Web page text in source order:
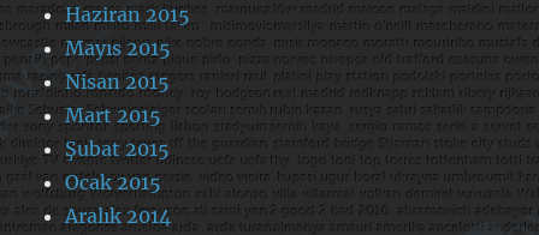
Haziran 2015
Mayıs 2015
Nisan 2015
Mart 2015
Şubat 2015
Ocak 2015
Aralık 2014